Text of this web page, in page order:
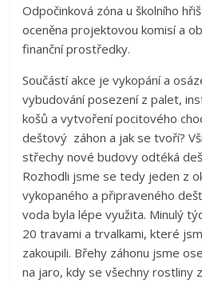
Odpočinková zóna u školního
oceněna projektovou komisí a
finanční prostředky.
Součástí akce je vykopání a
vybudování posezení z palet,
košů a vytvoření pocitového
deštový záhon a jak se tvoří?
střechy nové budovy odtéká
Rozhodli jsme se tedy jeden z
vykopaného a připraveného
voda byla lépe využita. Minulý
20 travami a trvalkami, které
zakoupili. Břehy záhonu jsme
na jaro, kdy se všechny rostliny